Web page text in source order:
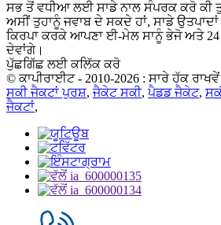
ਸਭ ਤੋਂ ਵਧੀਆ ਲਈ ਸਾਡੇ ਨਾਲ ਸੰਪਰਕ ਕਰੋ ਕੀ
ਅਸੀਂ ਤੁਹਾਨੂੰ ਜਵਾਬ ਦੇ ਸਕਦੇ ਹਾਂ, ਸਾਡੇ
ਕਿਰਪਾ ਕਰਕੇ ਆਪਣਾ ਈ-ਮੇਲ ਸਾਨੂੰ ਭੇਜੋ ਅਤੇ
ਦੇਵਾਂਗੇ।
ਪੁੱਛਗਿੱਛ ਲਈ ਕਲਿੱਕ ਕਰੋ
© ਕਾਪੀਰਾਈਟ - 2010-2026 : ਸਾਰੇ ਹੱਕ
ਸਕੀ ਜੈਕਟਾਂ ਪੁਰਸ਼,ਜੈਕੇਟ ਸਕੀ,ਪੈਡਡ ਜੈਕੇਟ,
ਜੈਕਟਾਂ,